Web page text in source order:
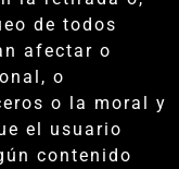
de todos
afectar o
o
o la moral y
el usuario
contenido